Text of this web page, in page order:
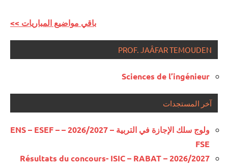
<< باقي مواضيع المباريات
PROF. JAÂFAR TEMOUDEN
Sciences de l’ingénieur
آخر المستجدات
ولوج سلك الإجازة في التربية – 2026/2027 – ENS – ESEF –
FSE
Résultats du concours- ISIC – RABAT – 2026/2027